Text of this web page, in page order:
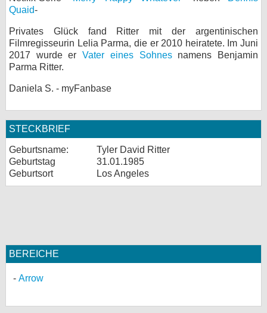
Quaid-
Privates Glück fand Ritter mit der argentinischen
Filmregisseurin Lelia Parma, die er 2010 heiratete. Im Juni
2017 wurde erVater eines Sohnesnamens Benjamin
Parma Ritter.
Daniela S. - myFanbase
STECKBRIEF
Geburtsname:
Tyler David Ritter
Geburtstag
31.01.1985
Geburtsort
Los Angeles
BEREICHE
Arrow